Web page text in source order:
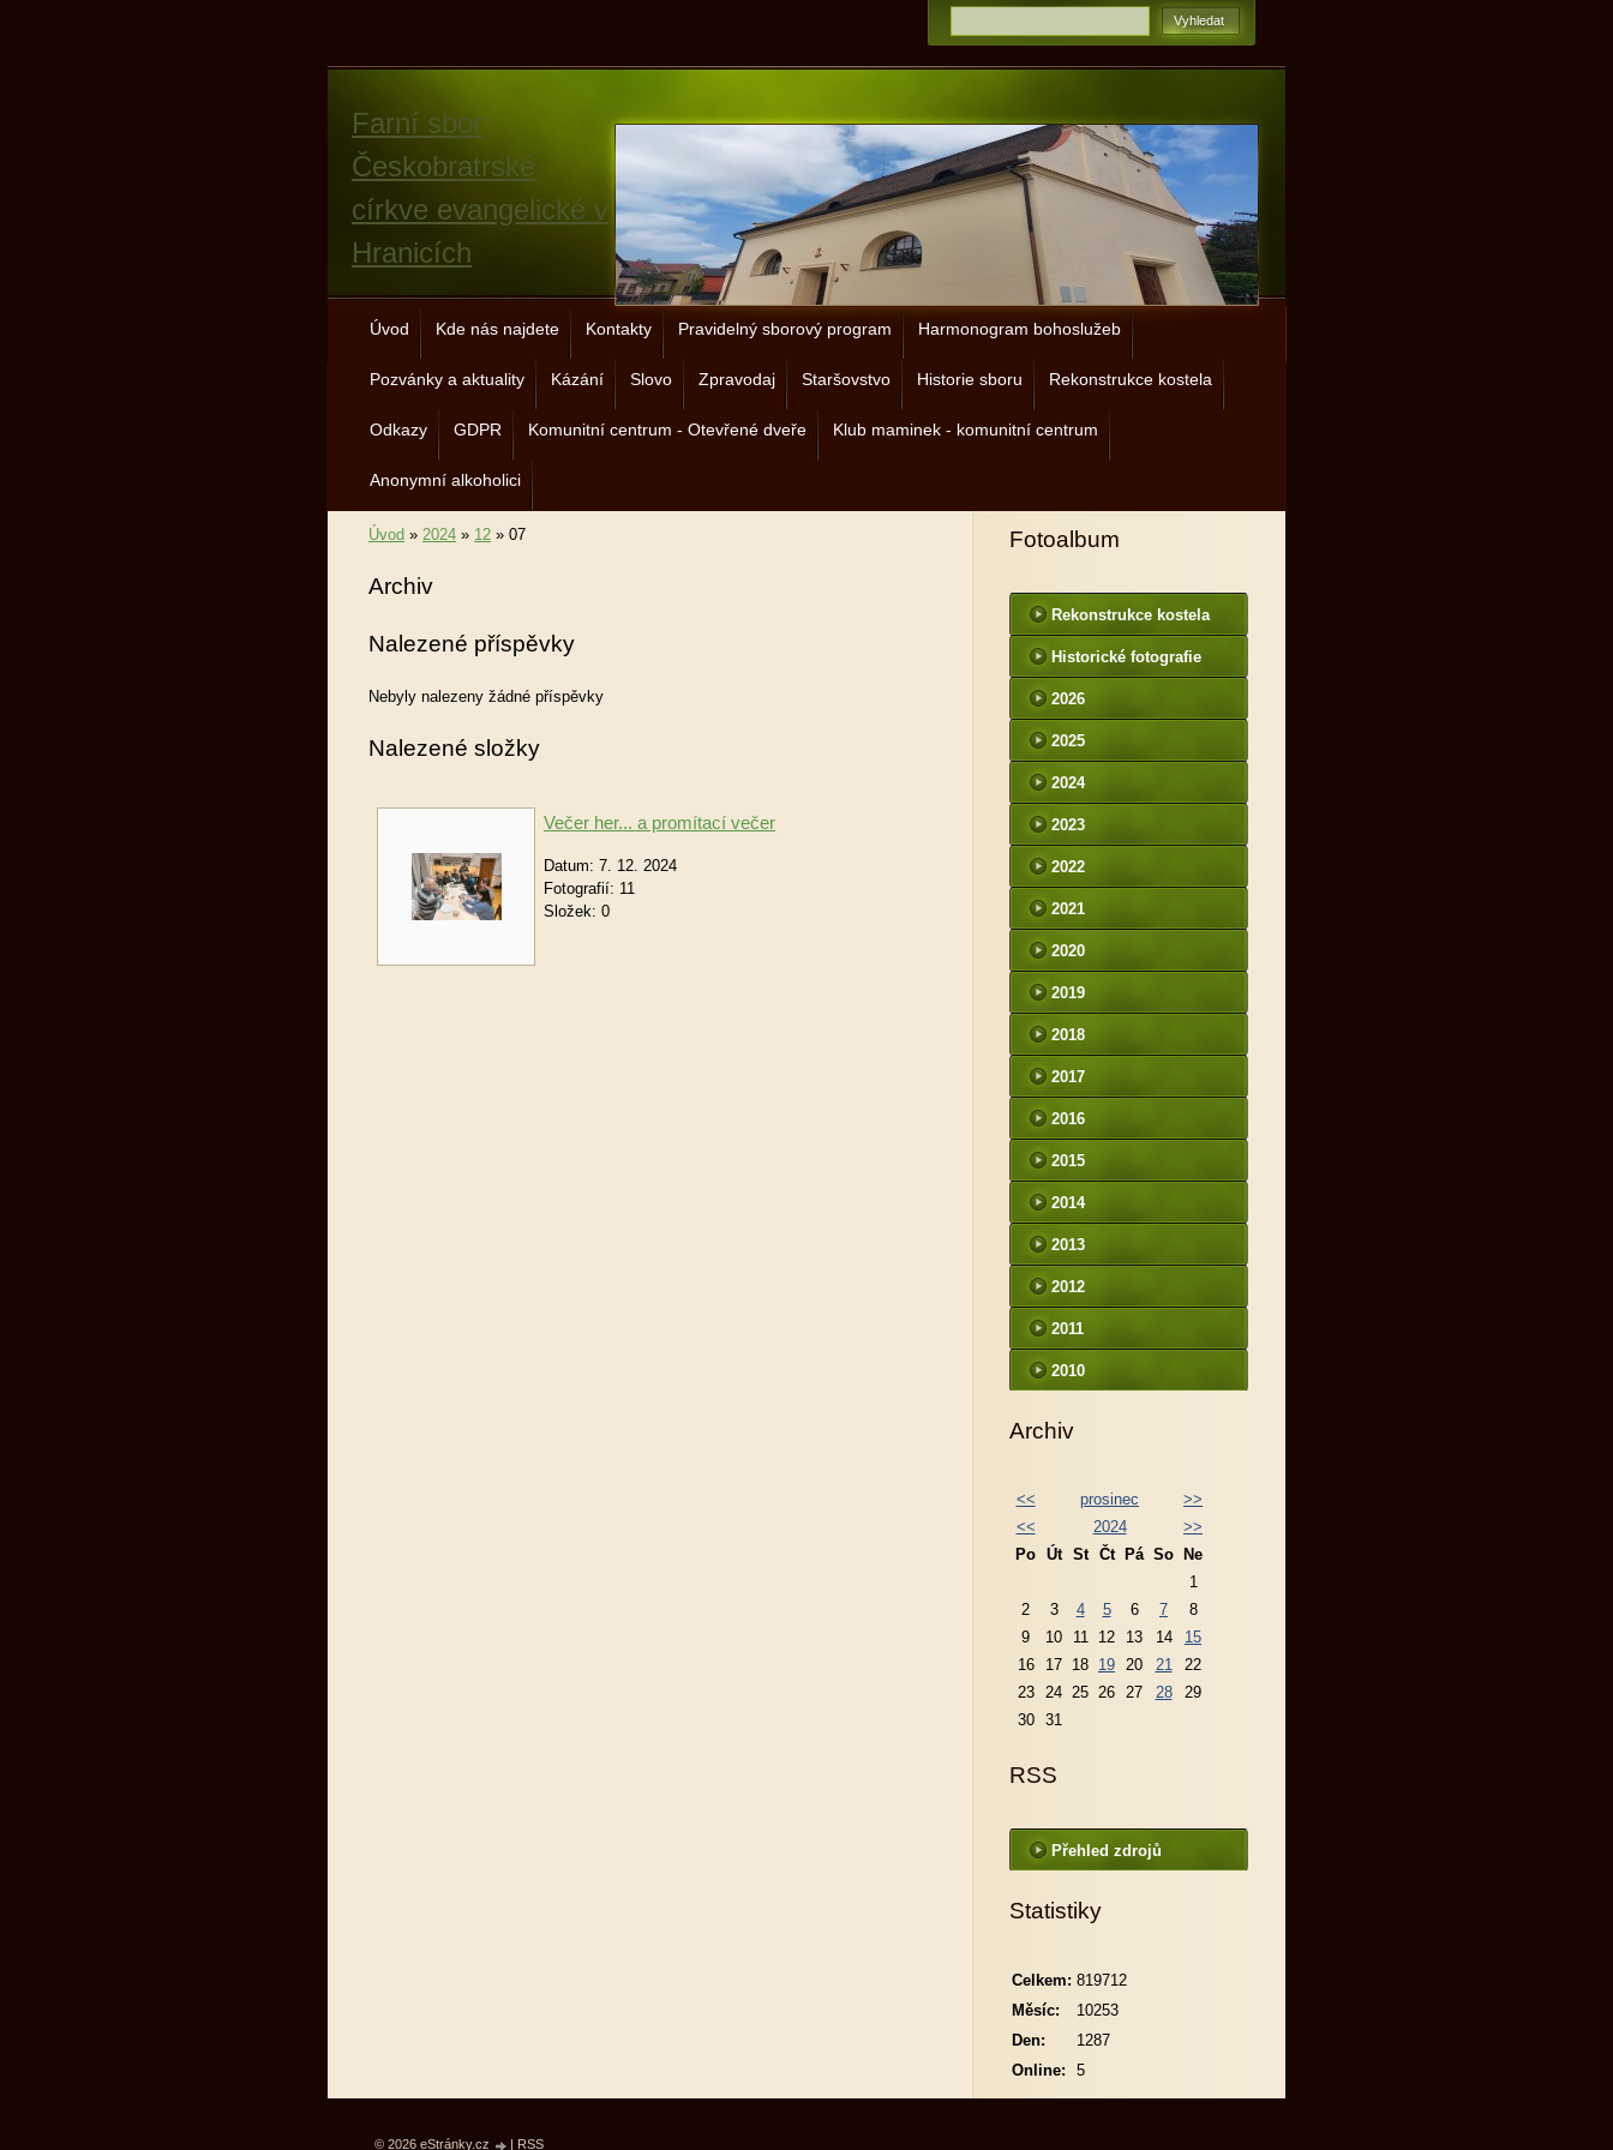
Farní sbor
Českobratrské
církve evangelické v
Hranicích
Úvod Kde nás najdete Kontakty Pravidelný sborový program Harmonogram bohoslužeb
Pozvánky a aktuality Kázání Slovo Zpravodaj Staršovstvo Historie sboru Rekonstrukce kostela
Odkazy GDPR Komunitní centrum - Otevřené dveře Klub maminek - komunitní centrum
Anonymní alkoholici
Úvod » 2024 » 12 » 07
Archiv
Nalezené příspěvky
Nebyly nalezeny žádné příspěvky
Nalezené složky
Večer her... a promítací večer
Datum: 7. 12. 2024
Fotografií: 11
Složek: 0
Fotoalbum
Rekonstrukce kostela
Historické fotografie
2026
2025
2024
2023
2022
2021
2020
2019
2018
2017
2016
2015
2014
2013
2012
2011
2010
Archiv
<< prosinec
>>
<<
2024
>>
Po Út St Čt Pá So
Ne
1
2
3 4 5 6 7
8
9
10 11 12 13 14
15
16
17 18 19 20 21
22
23
24 25 26 27 28
29
30
31
RSS
Přehled zdrojů
Statistiky
Online: 5
Celkem: 819712
Měsíc:
10253
Den:
1287
© 2026 eStránky.cz | RSS